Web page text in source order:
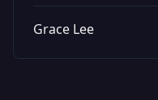
Grace Lee